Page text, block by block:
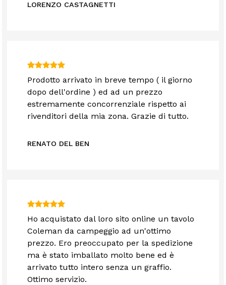
LORENZO CASTAGNETTI
Prodotto arrivato in breve tempo ( il giorno
dopo dell'ordine ) ed ad un prezzo
estremamente concorrenziale rispetto ai
rivenditori della mia zona. Grazie di tutto.
RENATO DEL BEN
Ho acquistato dal loro sito online un tavolo
Coleman da campeggio ad un'ottimo
prezzo. Ero preoccupato per la spedizione
ma è stato imballato molto bene ed è
arrivato tutto intero senza un graffio.
Ottimo servizio.